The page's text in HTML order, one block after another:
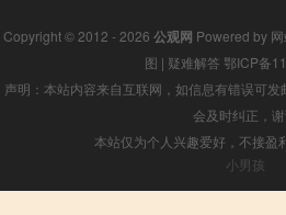
Copyright © 2012 - 2026 公观网 Powered by
图 | 疑难解答 鄂ICP备
声明：本站内容来自互联网，如信息有错误可
会及时纠正，
本站仅为个人兴趣爱好，不接盈
小男孩